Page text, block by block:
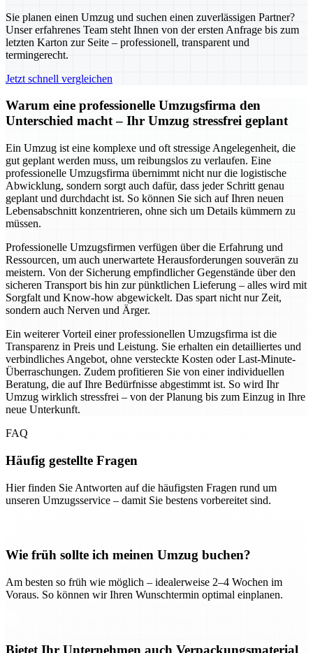
Sie planen einen Umzug und suchen einen zuverlässigen Partner?
Unser erfahrenes Team steht Ihnen von der ersten Anfrage bis zum
letzten Karton zur Seite – professionell, transparent und
termingerecht.
Jetzt schnell vergleichen
Warum eine professionelle Umzugsfirma den
Unterschied macht – Ihr Umzug stressfrei geplant
Ein Umzug ist eine komplexe und oft stressige Angelegenheit, die
gut geplant werden muss, um reibungslos zu verlaufen. Eine
professionelle Umzugsfirma übernimmt nicht nur die logistische
Abwicklung, sondern sorgt auch dafür, dass jeder Schritt genau
geplant und durchdacht ist. So können Sie sich auf Ihren neuen
Lebensabschnitt konzentrieren, ohne sich um Details kümmern zu
müssen.
Professionelle Umzugsfirmen verfügen über die Erfahrung und
Ressourcen, um auch unerwartete Herausforderungen souverän zu
meistern. Von der Sicherung empfindlicher Gegenstände über den
sicheren Transport bis hin zur pünktlichen Lieferung – alles wird mit
Sorgfalt und Know-how abgewickelt. Das spart nicht nur Zeit,
sondern auch Nerven und Ärger.
Ein weiterer Vorteil einer professionellen Umzugsfirma ist die
Transparenz in Preis und Leistung. Sie erhalten ein detailliertes und
verbindliches Angebot, ohne versteckte Kosten oder Last-Minute-
Überraschungen. Zudem profitieren Sie von einer individuellen
Beratung, die auf Ihre Bedürfnisse abgestimmt ist. So wird Ihr
Umzug wirklich stressfrei – von der Planung bis zum Einzug in Ihre
neue Unterkunft.
FAQ
Häufig gestellte Fragen
Hier finden Sie Antworten auf die häufigsten Fragen rund um
unseren Umzugsservice – damit Sie bestens vorbereitet sind.
Wie früh sollte ich meinen Umzug buchen?
Am besten so früh wie möglich – idealerweise 2–4 Wochen im
Voraus. So können wir Ihren Wunschtermin optimal einplanen.
Bietet Ihr Unternehmen auch Verpackungsmaterial